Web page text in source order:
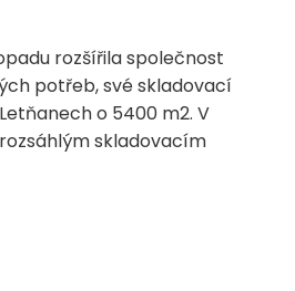
rozšířila společnost
potřeb, své skladovací
o 5400 m2. V
skladovacím